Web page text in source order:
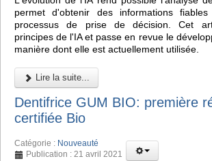
permet d'obtenir des informations
processus de prise de décision. Cet
principes de l'IA et passe en revue le
manière dont elle est actuellement utilisée.
Lire la suite...
Dentifrice GUM BIO: première
certifiée Bio
Catégorie : Nouveauté
Publication : 21 avril 2021